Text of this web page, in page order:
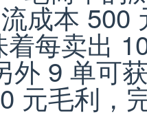
成本 500
每卖出
外 9 单可
元毛利，